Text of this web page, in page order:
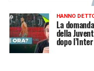
HANNO
La
della
dopo